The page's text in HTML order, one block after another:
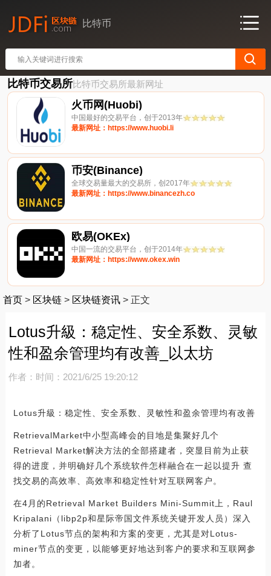
比特币
比特币交易所比特币交易所最新网址
火币网(Huobi)
中国最好的交易平台，创于2013年
最新网址：https://www.huobi.li
币安(Binance)
全球交易量最大的交易所，创2017年
最新网址：https://www.binancezh.co
欧易(OKEx)
中国一流的交易平台，创于2014年
最新网址：https://www.okex.win
首页 > 区块链 > 区块链资讯 > 正文
Lotus升級：稳定性、安全系数、灵敏
性和盈余管理均有改善_以太坊
作者： 时间：2021/6/25 19:20:12
Lotus升級：稳定性、安全系数、灵敏性和盈余管理均有改善
RetrievalMarket中小型高峰会的目地是集聚好几个
Retrieval Market解决方法的全部搭建者，突显目前为止获
得的进度，并明确好几个系统软件怎样融合在一起以提升 查
找交易的高效率、高效率和稳定性针对互联网客户。
在4月的Retrieval Market Builders Mini-Summit上，Raul
Kripalani（libp2p和星际帝国文件系统关键开发人员）深入
分析了Lotus节点的架构和方案的变更，尤其是对Lotus-
miner节点的变更，以能够更好地达到客户的要求和互联网参
加者。